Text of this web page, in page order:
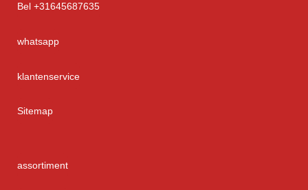
Bel +31645687635
whatsapp
klantenservice
Sitemap
assortiment